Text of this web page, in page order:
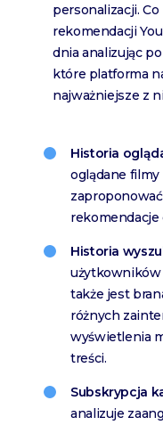
personalizacji.
rekomendacji
dnia analizując
które platforma
najważniejsze z
Historia
oglądane filmy
rekomendacje
Historia
użytkowników
także jest
różnych
wyświetlenia
treści.
Subskrypcja
analizuje